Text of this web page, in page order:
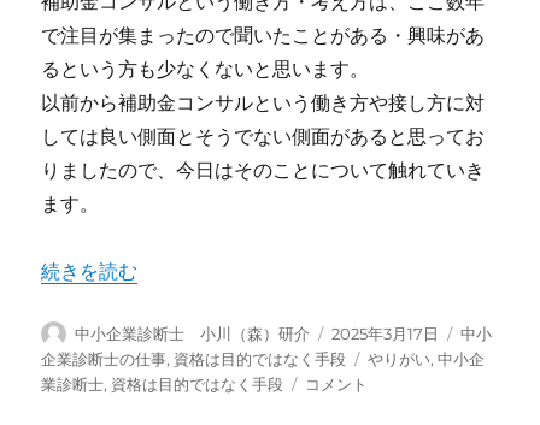
で注目が集まったので聞いたことがある・興味があ
るという方も少なくないと思います。
以前から補助金コンサルという働き方や接し方に対
しては良い側面とそうでない側面があると思ってお
りましたので、今日はそのことについて触れていき
ます。
“「補助金コンサル」のメリットと限界” の
続きを読む
投
稿
者
中小企業診断士 小川（森）研介
投
稿
日:
2025年3月17日
カ
テ
中小
企業診断士の仕事, 資格は目的ではなく手段
タ
やりがい,中小企
業診断士, 資格は目的ではなく手段
「補
コメント